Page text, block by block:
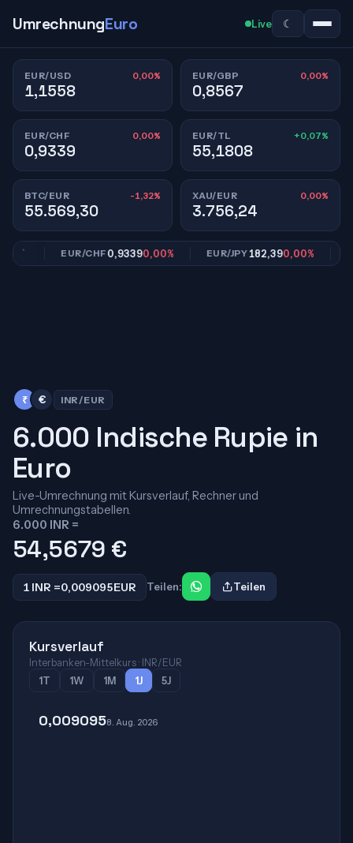
UmrechnungEuro Live ☾
EUR/USD 0,00%
1,1558
EUR/GBP 0,00%
0,8567
EUR/CHF 0,00%
0,9339
EUR/TL +0,07%
55,1808
BTC/EUR -1,32%
55.569,30
XAU/EUR 0,00%
3.756,24
EUR/CHF0,93390,00% EUR/JPY182,390,00%
₹ € INR/EUR
6.000 Indische Rupie in
Euro
Live-Umrechnung mit Kursverlauf, Rechner und
Umrechnungstabellen.
6.000 INR =
54,5679 €
1 INR =0,009095EUR Teilen: Teilen
Kursverlauf
Interbanken-Mittelkurs · INR/EUR
1T
1W 1M 1J 5J
0,0090958. Aug. 2026